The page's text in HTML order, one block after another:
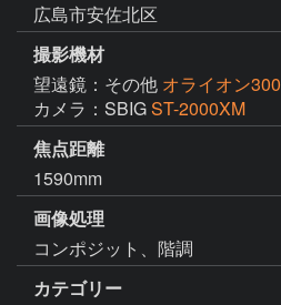
広島市安佐北区
撮影機材
望遠鏡：その他 オライオン300
カメラ：SBIGST-2000XM
焦点距離
1590mm
画像処理
コンポジット、階調
カテゴリー